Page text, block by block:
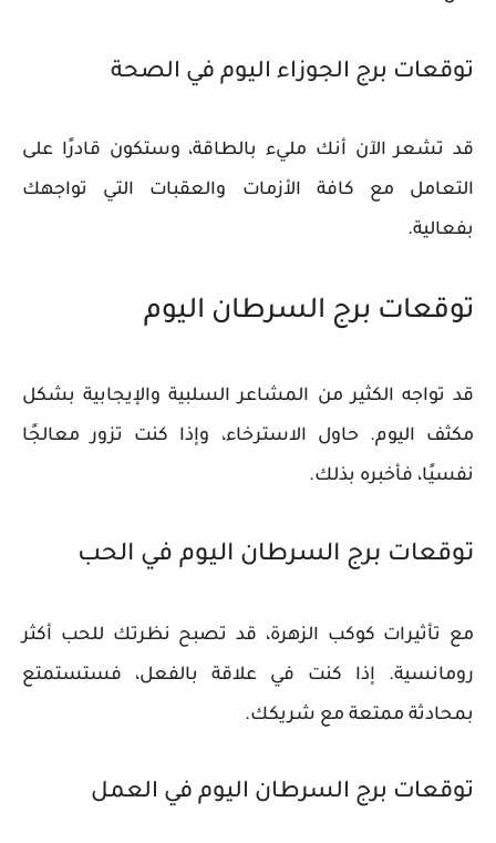
توقعات برج الجوزاء اليوم في الصحة
قد تشعر الآن أنك مليء بالطاقة، وستكون قادرًا على
التعامل مع كافة الأزمات والعقبات التي تواجهك
بفعالية.
توقعات برج السرطان اليوم
قد تواجه الكثير من المشاعر السلبية والإيجابية بشكل
مكثف اليوم. حاول الاسترخاء، وإذا كنت تزور معالجًا
نفسيًا، فأخبره بذلك.
توقعات برج السرطان اليوم في الحب
مع تأثيرات كوكب الزهرة، قد تصبح نظرتك للحب أكثر
رومانسية. إذا كنت في علاقة بالفعل، فستستمتع
بمحادثة ممتعة مع شريكك.
توقعات برج السرطان اليوم في العمل